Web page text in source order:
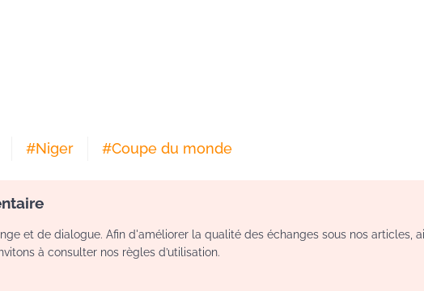
#Niger #Coupe du monde
et de dialogue. Afin d'améliorer la qualité des échanges sous nos articles,
à consulter nos règles d’utilisation.